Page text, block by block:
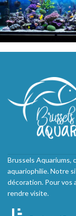
Brussels Aquariums,
aquariophilie. Notre
décoration. Pour vos
rendre visite.